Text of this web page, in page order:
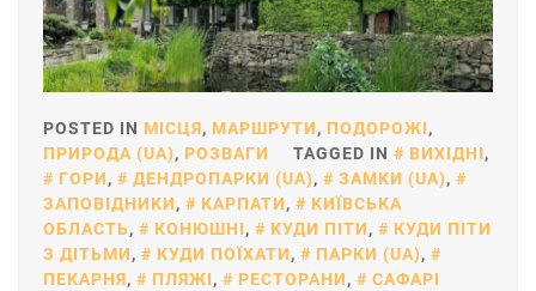
POSTED IN МІСЦЯ, МАРШРУТИ, ПОДОРОЖІ,
ПРИРОДА (UA), РОЗВАГИ TAGGED IN ВИХІДНІ,
ГОРИ, ДЕНДРОПАРКИ (UA), ЗАМКИ (UA),
ЗАПОВІДНИКИ, КАРПАТИ,
КИЇВСЬКА
ОБЛАСТЬ, КОНЮШНІ, КУДИ ПІТИ,
КУДИ ПІТИ
З ДІТЬМИ, КУДИ ПОЇХАТИ, ПАРКИ (UA),
ПЕКАРНЯ, ПЛЯЖІ, РЕСТОРАНИ, САФАРІ